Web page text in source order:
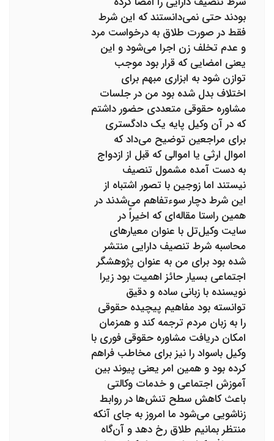
بودند حتی نمی‌دانستند که این شرط
فقط در صورت طلاق به درخواست مرد
و عدم تخلف زن اجرا می‌شود و این
یعنی امضایی که قرار بود موجب
توازن شود به ابزاری مبهم برای
اختلاف بدل شده بود من در جلسات
مشاوره حقوقی متعددی حضور داشتم
که در آن وکیل پایه یک دادگستری
برای مراجعین توضیح می‌داد که
اموال ارثی یا اموالی که قبل از ازدواج
به دست آمده مشمول تنصیف
نیستند اما زوجین با تصور اشتباه از
این شرط دچار سوءتفاهم می‌شدند در
همین راستا مقاله‌ای که اخیراً در
سایت وکیل‌تل با عنوان معیارهای
محاسبه شرط تنصیف دارایی منتشر
شده بود برای من به عنوان پژوهشگر
اجتماعی بسیار حائز اهمیت بود زیرا
نویسنده با زبانی ساده و دقیق
توانسته بود مفاهیم پیچیده حقوقی
را به زبان مردم ترجمه کند و همزمان
امکان دریافت مشاوره حقوقی فوری با
وکیل باسواد را نیز برای مخاطب فراهم
کرده بود و همین امر یعنی پیوند بین
آموزش اجتماعی و خدمات وکالتی
باعث کاهش سطح تنش‌ها در روابط
زناشویی می‌شود ما امروز به جای آنکه
منتظر بمانیم طلاق رخ دهد و آن‌گاه